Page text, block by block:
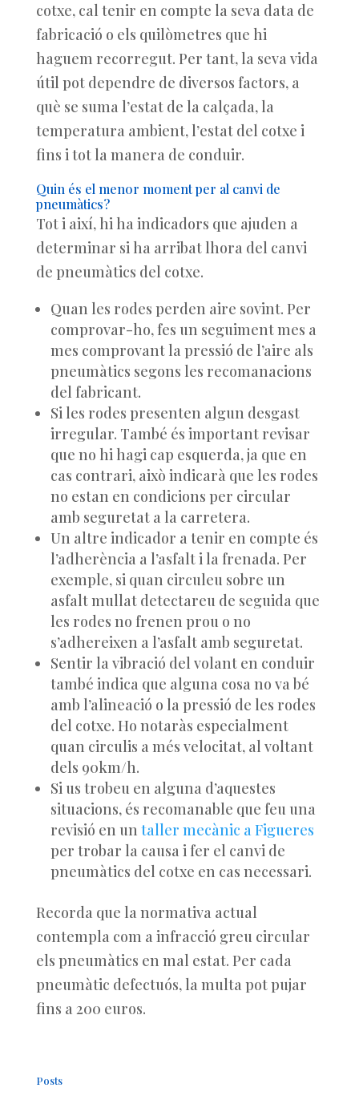
cotxe, cal tenir en compte la seva data de
fabricació o els quilòmetres que hi
haguem recorregut. Per tant, la seva vida
útil pot dependre de diversos factors, a
què se suma l’estat de la calçada, la
temperatura ambient, l’estat del cotxe i
fins i tot la manera de conduir.
Quin és el menor moment per al canvi de
pneumàtics?
Tot i així, hi ha indicadors que ajuden a
determinar si ha arribat lhora del canvi
de pneumàtics del cotxe.
Quan les rodes perden aire sovint. Per
comprovar-ho, fes un seguiment mes a
mes comprovant la pressió de l’aire als
pneumàtics segons les recomanacions
del fabricant.
Si les rodes presenten algun desgast
irregular. També és important revisar
que no hi hagi cap esquerda, ja que en
cas contrari, això indicarà que les rodes
no estan en condicions per circular
amb seguretat a la carretera.
Un altre indicador a tenir en compte és
l’adherència a l’asfalt i la frenada. Per
exemple, si quan circuleu sobre un
asfalt mullat detectareu de seguida que
les rodes no frenen prou o no
s’adhereixen a l’asfalt amb seguretat.
Sentir la vibració del volant en conduir
també indica que alguna cosa no va bé
amb l’alineació o la pressió de les rodes
del cotxe. Ho notaràs especialment
quan circulis a més velocitat, al voltant
dels 90km/h.
Si us trobeu en alguna d’aquestes
situacions, és recomanable que feu una
revisió en un taller mecànic a Figueres
per trobar la causa i fer el canvi de
pneumàtics del cotxe en cas necessari.
Recorda que la normativa actual
contempla com a infracció greu circular
els pneumàtics en mal estat. Per cada
pneumàtic defectuós, la multa pot pujar
fins a 200 euros.
Posts